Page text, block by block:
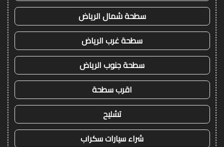
سطحة شمال الرياض
سطحة غرب الرياض
سطحة جنوب الرياض
اقرب سطحة
تشليح
شراء سيارات سكراب